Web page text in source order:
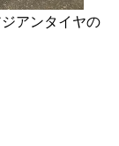
アンタイヤの